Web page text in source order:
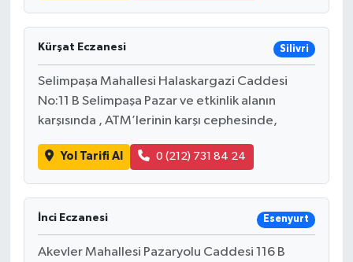
Kürşat Eczanesi Silivri
Selimpaşa Mahallesi Halaskargazi Caddesi
No:11 B Selimpaşa Pazar ve etkinlik alanın
karşısında , ATM’lerinin karşı cephesinde,
Yol Tarifi Al 0 (212) 731 84 24
İnci Eczanesi Esenyurt
Akevler Mahallesi Pazaryolu Caddesi 116 B